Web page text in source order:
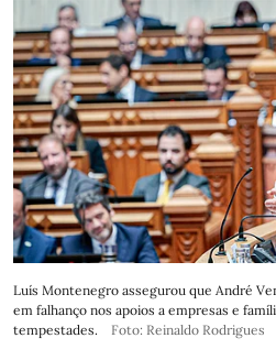
Luís Montenegro assegurou que André
em falhanço nos apoios a empresas e
tempestades.
Foto: Reinaldo Rodrigues